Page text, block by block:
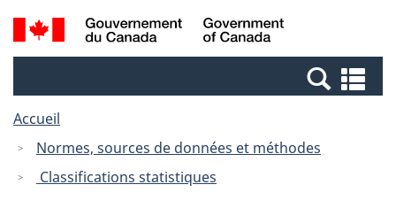
Passer
au
Passer
à
Canada
Recherche
et
et
Accueil
Normes, sources de données et méthodes
Classifications statistiques